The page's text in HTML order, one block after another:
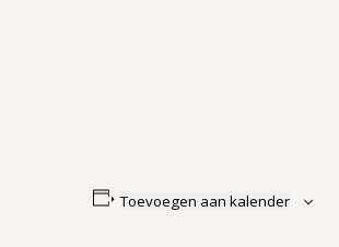
Toevoegen aan kalender